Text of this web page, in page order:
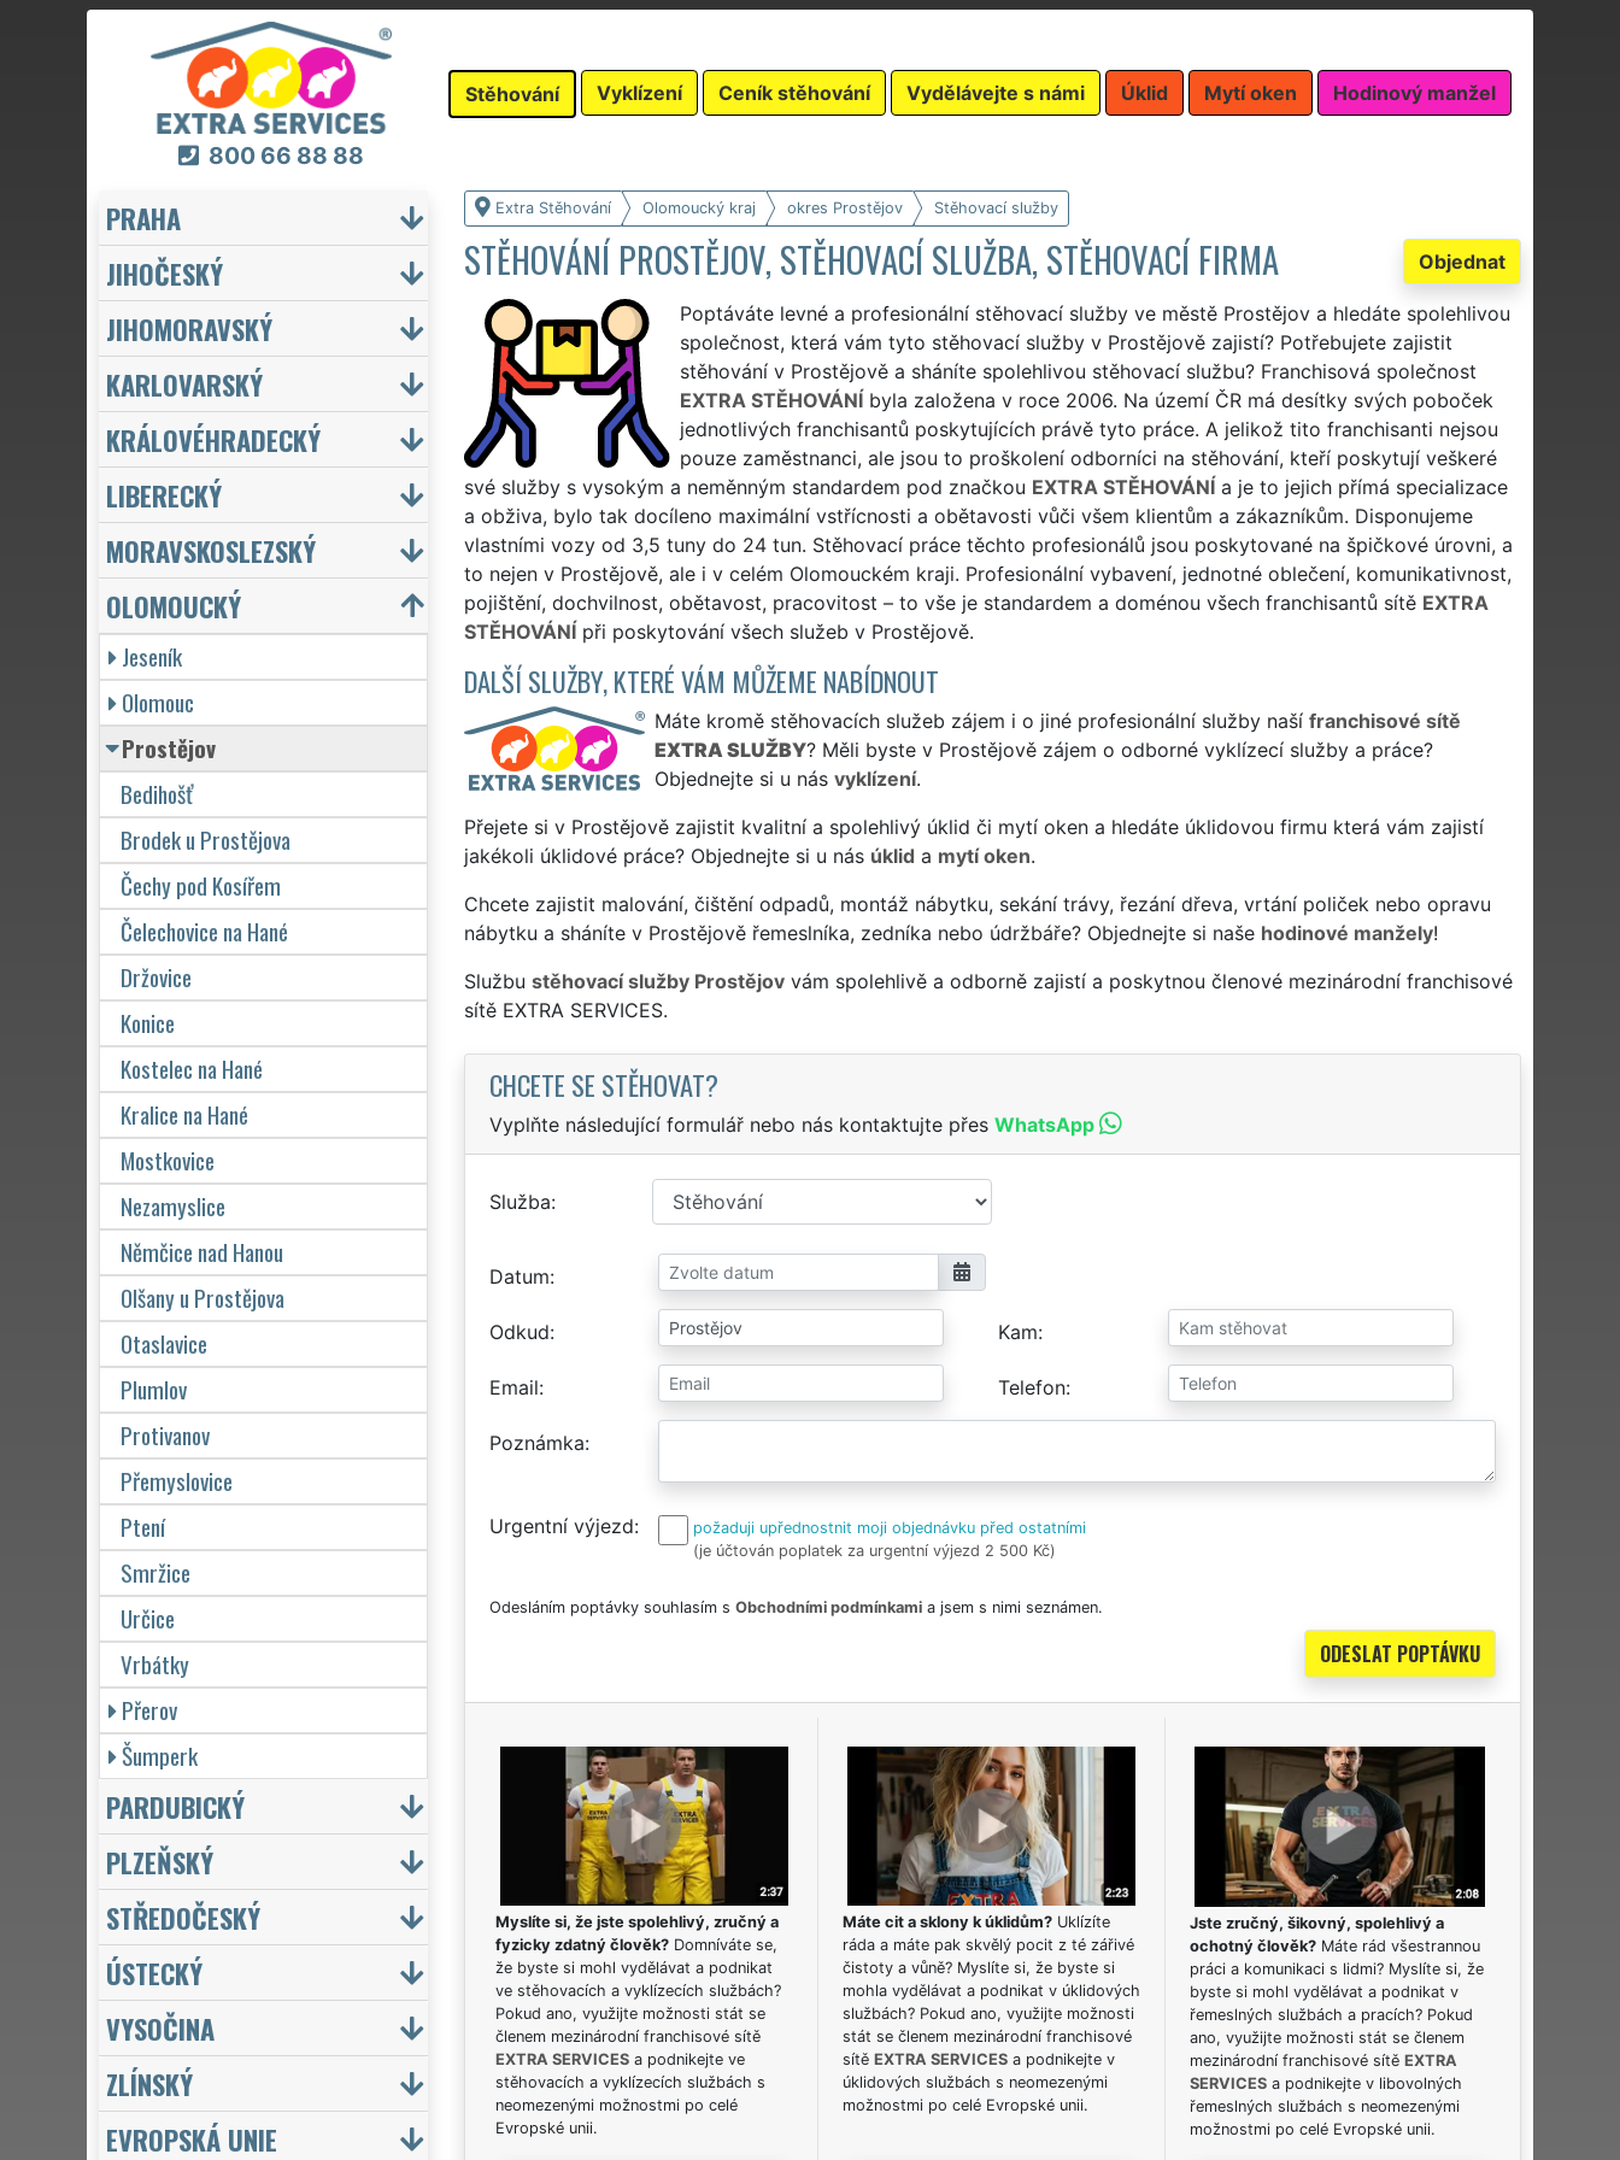
800 66 88 88
Stěhování Vyklízení Ceník stěhování Vydělávejte s námi Úklid Mytí oken Hodinový manžel
Extra Stěhování Olomoucký kraj okres Prostějov Stěhovací služby
Objednat
STĚHOVÁNÍ PROSTĚJOV, STĚHOVACÍ SLUŽBA, STĚHOVACÍ FIRMA
Poptáváte levné a profesionální stěhovací služby ve městě Prostějov a hledáte spolehlivou
společnost, která vám tyto stěhovací služby v Prostějově zajistí? Potřebujete zajistit
stěhování v Prostějově a sháníte spolehlivou stěhovací službu? Franchisová společnost
EXTRA STĚHOVÁNÍbyla založena v roce 2006. Na území ČR má desítky svých poboček
jednotlivých franchisantů poskytujících právě tyto práce. A jelikož tito franchisanti nejsou
pouze zaměstnanci, ale jsou to proškolení odborníci na stěhování, kteří poskytují veškeré
své služby s vysokým a neměnným standardem pod značkou EXTRA STĚHOVÁNÍa je to jejich přímá specializace
a obživa, bylo tak docíleno maximální vstřícnosti a obětavosti vůči všem klientům a zákazníkům. Disponujeme
vlastními vozy od 3,5 tuny do 24 tun. Stěhovací práce těchto profesionálů jsou poskytované na špičkové úrovni, a
to nejen v Prostějově, ale i v celém Olomouckém kraji. Profesionální vybavení, jednotné oblečení, komunikativnost,
pojištění, dochvilnost, obětavost, pracovitost – to vše je standardem a doménou všech franchisantů sítě EXTRA
STĚHOVÁNÍpři poskytování všech služeb v Prostějově.
DALŠÍ SLUŽBY, KTERÉ VÁM MŮŽEME NABÍDNOUT
Máte kromě stěhovacích služeb zájem i o jiné profesionální služby naší franchisové sítě
EXTRA SLUŽBY? Měli byste v Prostějově zájem o odborné vyklízecí služby a práce?
Objednejte si u nás vyklízení.
Přejete si v Prostějově zajistit kvalitní a spolehlivý úklid či mytí oken a hledáte úklidovou firmu která vám zajistí
jakékoli úklidové práce? Objednejte si u nás úklid a mytí oken.
Chcete zajistit malování, čištění odpadů, montáž nábytku, sekání trávy, řezání dřeva, vrtání poliček nebo opravu
nábytku a sháníte v Prostějově řemeslníka, zedníka nebo údržbáře? Objednejte si naše hodinové manžely!
Službu stěhovací služby Prostějovvám spolehlivě a odborně zajistí a poskytnou členové mezinárodní franchisové
sítě EXTRA SERVICES.
CHCETE SE STĚHOVAT?
Vyplňte následující formulář nebo nás kontaktujte přes WhatsApp
Služba
Datum
Odkud Kam
Email Telefon
Poznámka
Urgentní výjezd
požaduji upřednostnit moji objednávku před ostatními
(je účtován poplatek za urgentní výjezd 2 500 Kč)
Odesláním poptávky souhlasím s Obchodními podmínkamia jsem s nimi seznámen.
Myslíte si, že jste spolehlivý, zručný a
fyzicky zdatný člověk?Domníváte se,
že byste si mohl vydělávat a podnikat
ve stěhovacích a vyklízecích službách?
Pokud ano, využijte možnosti stát se
členem mezinárodní franchisové sítě
EXTRA SERVICESa podnikejte ve
stěhovacích a vyklízecích službách s
neomezenými možnostmi po celé
Evropské unii.
Máte cit a sklony k úklidům?Uklízíte
ráda a máte pak skvělý pocit z té zářivé
čistoty a vůně? Myslíte si, že byste si
mohla vydělávat a podnikat v úklidových
službách? Pokud ano, využijte možnosti
stát se členem mezinárodní franchisové
sítě EXTRA SERVICESa podnikejte v
úklidových službách s neomezenými
možnostmi po celé Evropské unii.
Jste zručný, šikovný, spolehlivý a
ochotný člověk? Máte rád všestrannou
práci a komunikaci s lidmi? Myslíte si, že
byste si mohl vydělávat a podnikat v
řemeslných službách a pracích? Pokud
ano, využijte možnosti stát se členem
mezinárodní franchisové sítě EXTRA
SERVICES a podnikejte v libovolných
řemeslných službách s neomezenými
možnostmi po celé Evropské unii.
PRAHA
JIHOČESKÝ
JIHOMORAVSKÝ
KARLOVARSKÝ
KRÁLOVÉHRADECKÝ
LIBERECKÝ
MORAVSKOSLEZSKÝ
OLOMOUCKÝ
Jeseník
Olomouc
Prostějov
Bedihošť
Brodek u Prostějova
Čechy pod Kosířem
Čelechovice na Hané
Držovice
Konice
Kostelec na Hané
Kralice na Hané
Mostkovice
Nezamyslice
Němčice nad Hanou
Olšany u Prostějova
Otaslavice
Plumlov
Protivanov
Přemyslovice
Ptení
Smržice
Určice
Vrbátky
Přerov
Šumperk
PARDUBICKÝ
PLZEŇSKÝ
STŘEDOČESKÝ
ÚSTECKÝ
VYSOČINA
ZLÍNSKÝ
EVROPSKÁ UNIE